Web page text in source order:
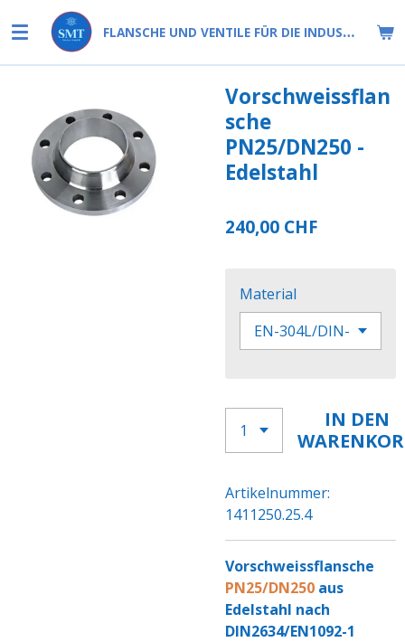
Hauptinhalt
springen
FLANSCHE UND VENTILE FÜR DIE INDUSTRIE
Vorschweissflan
sche
PN25/DN250 -
Edelstahl
240,00 CHF
Material
IN DEN
Artikelnummer:
1411250.25.4
Vorschweissflansche
PN25/DN250 aus
Edelstahl nach
DIN2634/EN1092-1